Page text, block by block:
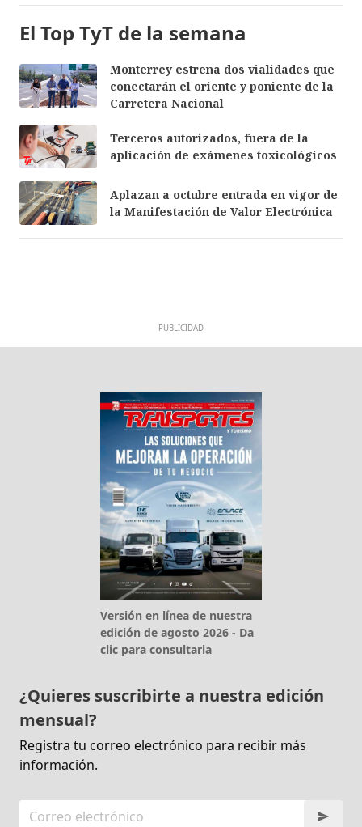
El Top TyT de la semana
Monterrey estrena dos vialidades que
conectarán el oriente y poniente de la
Carretera Nacional
Terceros autorizados, fuera de la
aplicación de exámenes toxicológicos
Aplazan a octubre entrada en vigor de
la Manifestación de Valor Electrónica
PUBLICIDAD
Versión en línea de nuestra
edición de agosto 2026 - Da
clic para consultarla
¿Quieres suscribirte a nuestra edición
mensual?
Registra tu correo electrónico para recibir más
información.